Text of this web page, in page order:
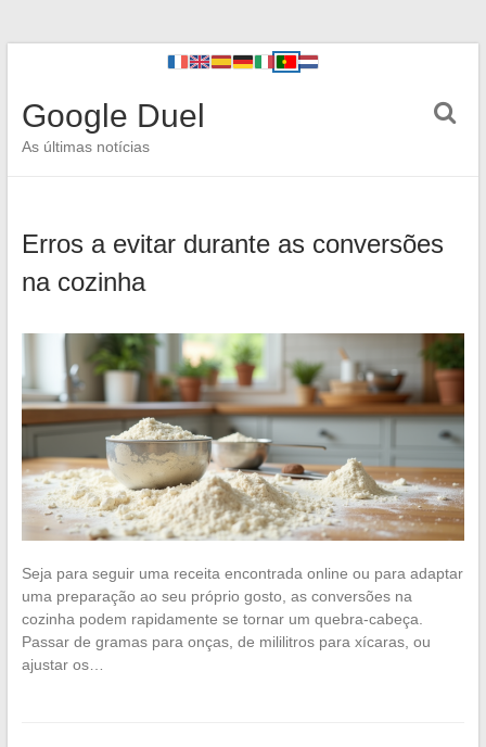
Google Duel
As últimas notícias
Erros a evitar durante as conversões
na cozinha
Seja para seguir uma receita encontrada online ou para adaptar
uma preparação ao seu próprio gosto, as conversões na
cozinha podem rapidamente se tornar um quebra-cabeça.
Passar de gramas para onças, de mililitros para xícaras, ou
ajustar os…